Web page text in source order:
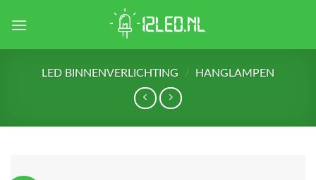
LED BINNENVERLICHTING / HANGLAMPEN